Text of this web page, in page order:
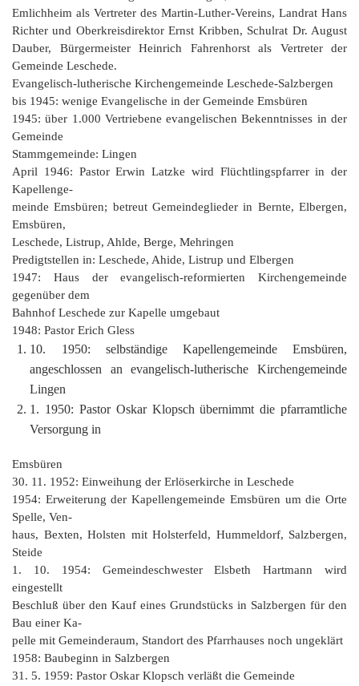
Emlichheim als Vertreter des Martin-Luther-Vereins, Landrat Hans
Richter und Oberkreisdirektor Ernst Kribben, Schulrat Dr. August
Dauber, Bürgermeister Heinrich Fahrenhorst als Vertreter der
Gemeinde Leschede.
Evangelisch-lutherische Kirchengemeinde Leschede-Salzbergen
bis 1945: wenige Evangelische in der Gemeinde Emsbüren
1945: über 1.000 Vertriebene evangelischen Bekenntnisses in der
Gemeinde
Stammgemeinde: Lingen
April 1946: Pastor Erwin Latzke wird Flüchtlingspfarrer in der
Kapellenge‑
meinde Emsbüren; betreut Gemeindeglieder in Bernte, Elbergen,
Emsbüren,
Leschede, Listrup, Ahlde, Berge, Mehringen
Predigtstellen in: Leschede, Ahide, Listrup und Elbergen
1947: Haus der evangelisch-reformierten Kirchengemeinde
gegenüber dem
Bahnhof Leschede zur Kapelle umgebaut
1948: Pastor Erich Gless
10. 1950: selbständige Kapellengemeinde Emsbüren,
angeschlossen an evangelisch-lutherische Kirchengemeinde
Lingen
1. 1950: Pastor Oskar Klopsch übernimmt die pfarramtliche
Versorgung in
Emsbüren
30. 11. 1952: Einweihung der Erlöserkirche in Leschede
1954: Erweiterung der Kapellengemeinde Emsbüren um die Orte
Spelle, Ven‑
haus, Bexten, Holsten mit Holsterfeld, Hummeldorf, Salzbergen,
Steide
1. 10. 1954: Gemeindeschwester Elsbeth Hartmann wird
eingestellt
Beschluß über den Kauf eines Grundstücks in Salzbergen für den
Bau einer Ka‑
pelle mit Gemeinderaum, Standort des Pfarrhauses noch ungeklärt
1958: Baubeginn in Salzbergen
31. 5. 1959: Pastor Oskar Klopsch verläßt die Gemeinde